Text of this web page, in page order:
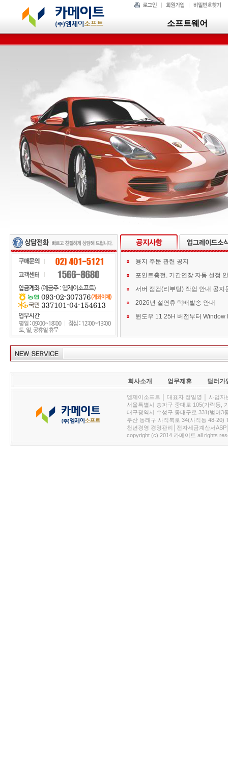
소프트웨어
용지 주문 관련 공지
포인트충전, 기간연장 자동 설정
서버 점검(리부팅) 작업 안내 공지
2026년 설연휴 택배발송 안내
회사소개 업무제휴 딜러가
엠제이소프트 │ 대표자 정일영 │ 사업
서울특별시 송파구 중대로 105(가락동,
대구광역시 수성구 동대구로 331(범어3
부산 동래구 사직북로 34(사직동 48-20)
천년경영 경영관리│전자세금계산서
copyright (c) 2014 카메이트 all rights